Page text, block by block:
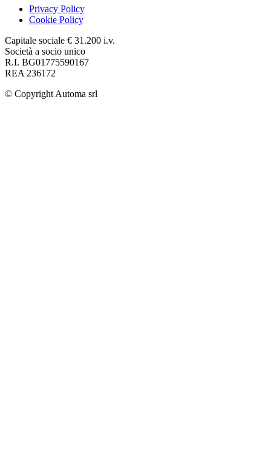
Privacy Policy
Cookie Policy
Capitale sociale € 31.200 i.v.
Società a socio unico
R.I. BG01775590167
REA 236172
© Copyright Automa srl